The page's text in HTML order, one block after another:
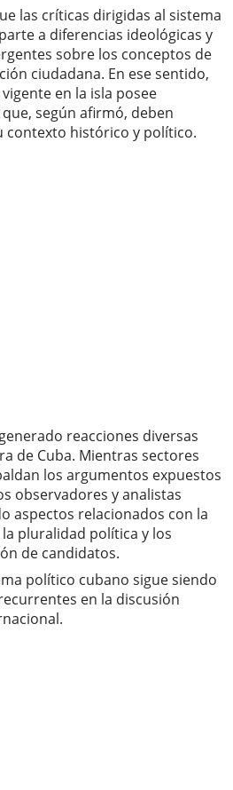
las críticas dirigidas al sistema
a diferencias ideológicas y
sobre los conceptos de
ciudadana. En ese sentido,
en la isla posee
según afirmó, deben
contexto histórico y político.
reacciones diversas
de Cuba. Mientras sectores
los argumentos expuestos
observadores y analistas
aspectos relacionados con la
pluralidad política y los
de candidatos.
político cubano sigue siendo
en la discusión